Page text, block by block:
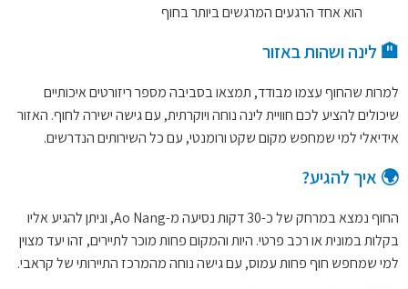
הוא אחד הרגעים המרגשים ביותר בחוף
🏨 לינה ושהות באזור
למרות שהחוף עצמו מבודד, תמצאו בסביבה מספר ריזורטים איכותיים
שיכולים להציע לכם חוויית לינה נוחה ויוקרתית, עם גישה ישירה לחוף. האזור
אידיאלי למי שמחפש מקום שקט ורומנטי, עם כל השירותים הנדרשים.
🌍 איך להגיע?
החוף נמצא במרחק של כ-30 דקות נסיעה מ-Ao Nang, וניתן להגיע אליו
בקלות במונית או רכב פרטי. היות והמקום פחות מוכר לתיירים, זהו יעד מצוין
למי שמחפש חוף פחות עמוס, עם גישה נוחה מהמרכז התיירותי של קראבי.